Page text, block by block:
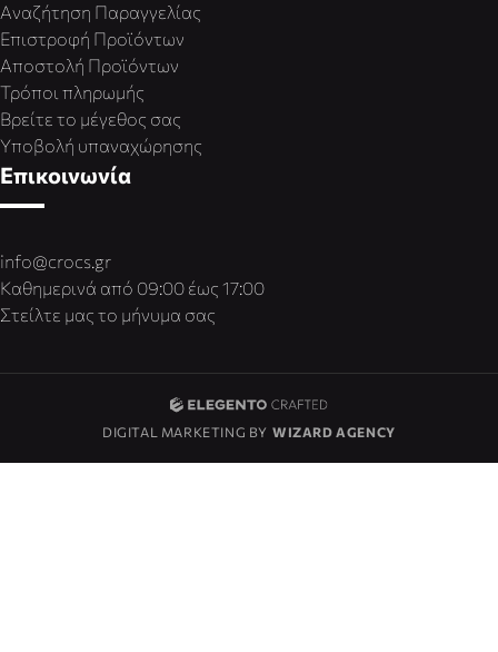
Αναζήτηση Παραγγελίας
Επιστροφή Προϊόντων
Αποστολή Προϊόντων
Τρόποι πληρωμής
Βρείτε το μέγεθος σας
Υποβολή υπαναχώρησης
Επικοινωνία
info@crocs.gr
Καθημερινά από 09:00 έως 17:00
Στείλτε μας το μήνυμα σας
DIGITAL MARKETING BY WIZARD AGENCY